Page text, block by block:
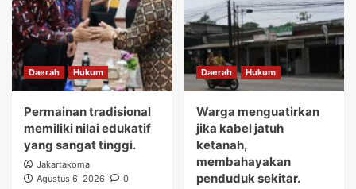
Daerah Hukum
Permainan tradisional
memiliki nilai edukatif
yang sangat tinggi.
Jakartakoma
Agustus 6, 2026
0
Daerah Hukum
Warga menguatirkan
jika kabel jatuh
ketanah,
membahayakan
penduduk sekitar.